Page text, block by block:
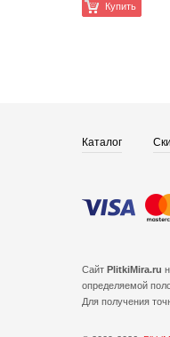
Купить
Каталог
Сайт PlitkiMira.ru
определяемой
Для получения